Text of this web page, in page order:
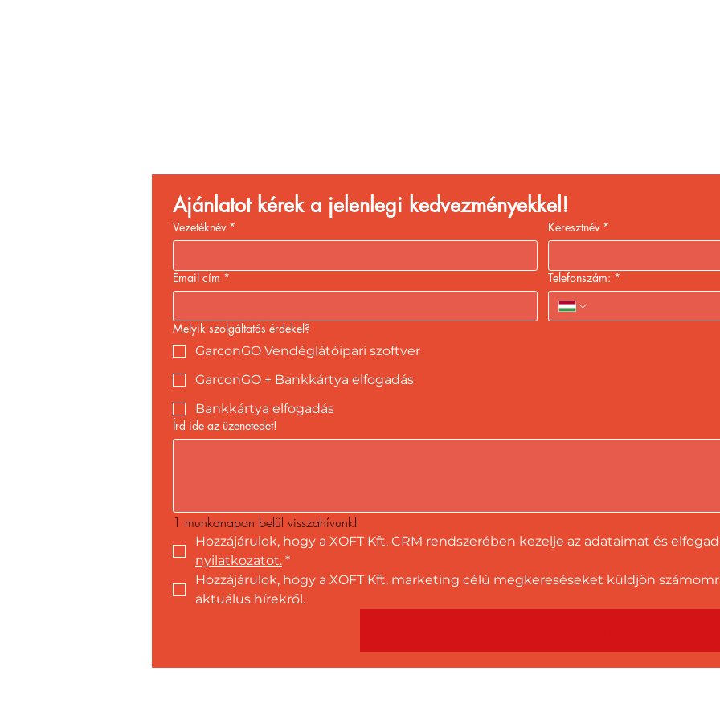
Ajánlatot kérek a jelenlegi kedvezményekkel!
Vezetéknév * Keresztnév *
Email cím * Telefonszám: *
Melyik szolgáltatás érdekel?
GarconGO Vendéglátóipari szoftver
GarconGO + Bankkártya elfogadás
Bankkártya elfogadás
Írd ide az üzenetedet!
1 munkanapon belül visszahívunk!
Hozzájárulok, hogy a XOFT Kft. CRM rendszerében kezelje az adataimat és
nyilatkozatot. *
Hozzájárulok, hogy a XOFT Kft. marketing célú megkereséseket küldjön
aktuálus hírekről.